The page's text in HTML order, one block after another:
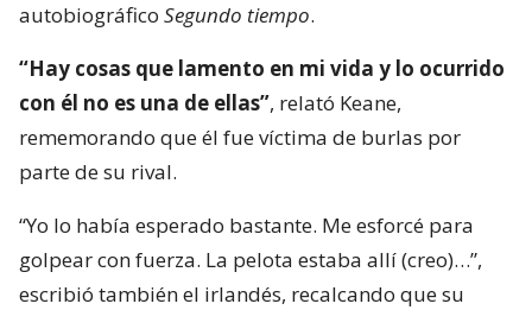
autobiográfico Segundo tiempo.
“Hay cosas que lamento en mi vida y lo ocurrido
con él no es una de ellas”, relató Keane,
rememorando que él fue víctima de burlas por
parte de su rival.
“Yo lo había esperado bastante. Me esforcé para
golpear con fuerza. La pelota estaba allí (creo)…”,
escribió también el irlandés, recalcando que su